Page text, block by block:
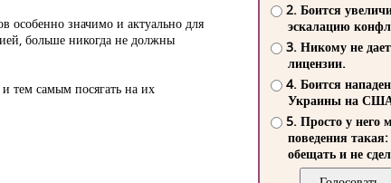
значимо и актуально для
больше никогда не должны
тем самым посягать на их
2. Боится
эскалацию
3. Никому не
лицензии.
4. Боится
Украины на
5. Просто у него
поведения такая:
обещать и не